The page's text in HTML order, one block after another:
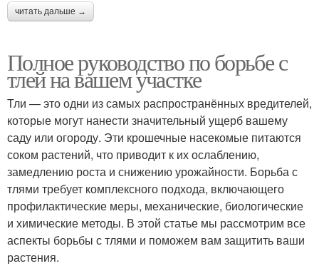
читать дальше →
Полное руководство по борьбе с
тлей на вашем участке
Тли — это одни из самых распространённых вредителей,
которые могут нанести значительный ущерб вашему
саду или огороду. Эти крошечные насекомые питаются
соком растений, что приводит к их ослаблению,
замедлению роста и снижению урожайности. Борьба с
тлями требует комплексного подхода, включающего
профилактические меры, механические, биологические
и химические методы. В этой статье мы рассмотрим все
аспекты борьбы с тлями и поможем вам защитить ваши
растения.